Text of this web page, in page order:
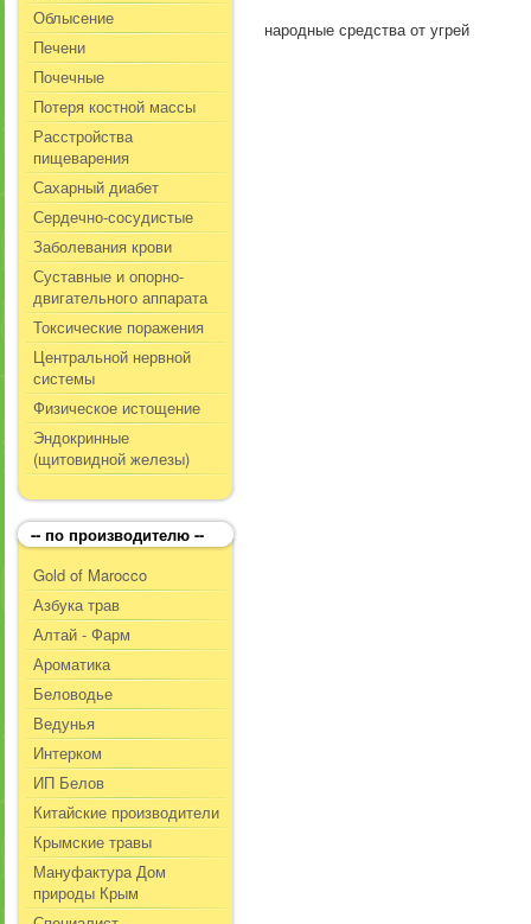
Облысение
Печени
Почечные
Потеря костной массы
Расстройства
пищеварения
Сахарный диабет
Сердечно-сосудистые
Заболевания крови
Суставные и опорно-
двигательного аппарата
Токсические поражения
Центральной нервной
системы
Физическое истощение
Эндокринные
(щитовидной железы)
-- по производителю --
Gold of Marocco
Азбука трав
Алтай - Фарм
Ароматика
Беловодье
Ведунья
Интерком
ИП Белов
Китайские производители
Крымские травы
Мануфактура Дом
природы Крым
народные средства от угрей